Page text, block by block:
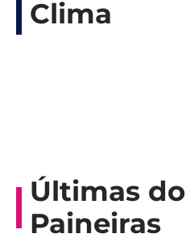
Clima
Últimas do
Paineiras